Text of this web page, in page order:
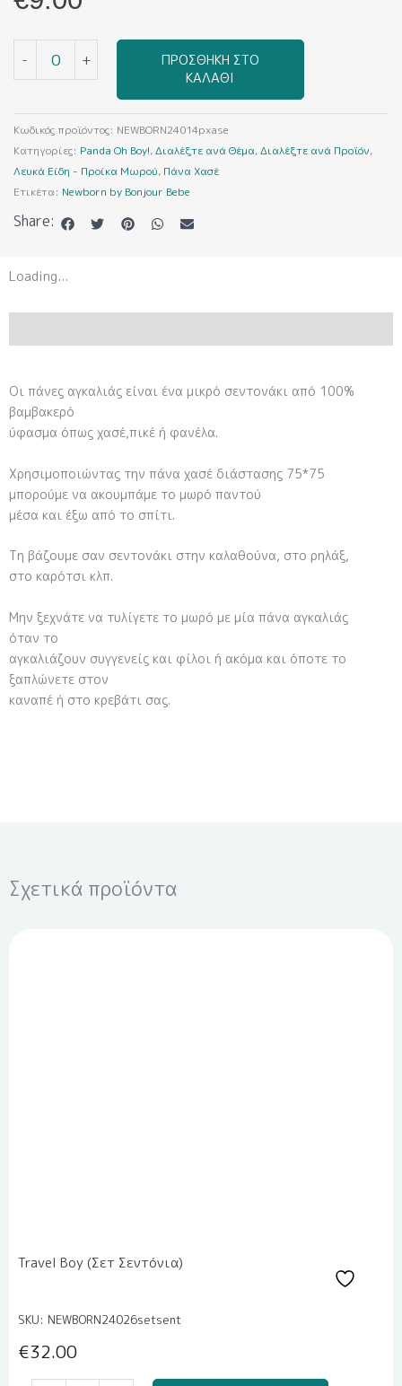
-
(Πάνα
Χασέ)
ποσότητα
+
ΠΡΟΣΘΉΚΗ ΣΤΟ
ΚΑΛΆΘΙ
Κωδικός προϊόντος: NEWBORN24014pxase
Κατηγορίες: Panda Oh Boy!,Διαλέξτε ανά Θέμα,Διαλέξτε ανά Προϊόν,
Λευκά Είδη - Προίκα Μωρού, Πάνα Χασέ
Ετικέτα: Newborn by Bonjour Bebe
Share:
Loading...
Οι πάνες αγκαλιάς είναι ένα μικρό σεντονάκι από 100%
βαμβακερό
ύφασμα όπως χασέ,πικέ ή φανέλα.
Χρησιμοποιώντας την πάνα χασέ διάστασης 75*75
μπορούμε να ακουμπάμε το μωρό παντού
μέσα και έξω από το σπίτι.
Τη βάζουμε σαν σεντονάκι στην καλαθούνα, στο ρηλάξ,
στο καρότσι κλπ.
Μην ξεχνάτε να τυλίγετε το μωρό με μία πάνα αγκαλιάς
όταν το
αγκαλιάζουν συγγενείς και φίλοι ή ακόμα και όποτε το
ξαπλώνετε στον
καναπέ ή στο κρεβάτι σας.
Σχετικά προϊόντα
Travel Boy (Σετ Σεντόνια)
SKU: NEWBORN24026setsent
€32.00